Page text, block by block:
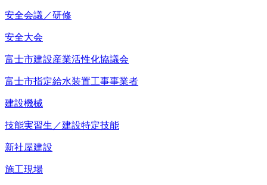
安全会議／研修
安全大会
富士市建設産業活性化協議会
富士市指定給水装置工事事業者
建設機械
技能実習生／建設特定技能
新社屋建設
施工現場